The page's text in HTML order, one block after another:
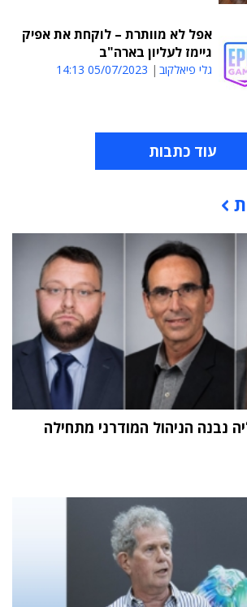
אפל לא מוותרת – לוקחת את אפיק
גיימז לעליון בארה"ב
גלי פיאלקוב 05/07/2023 14:13
עוד כתבות
נבנה הניהול המודרני מתחילה